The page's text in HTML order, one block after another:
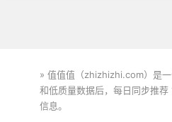
» 值值值（zhizhizhi.com）是
和低质量数据后，每日同步推
信息。